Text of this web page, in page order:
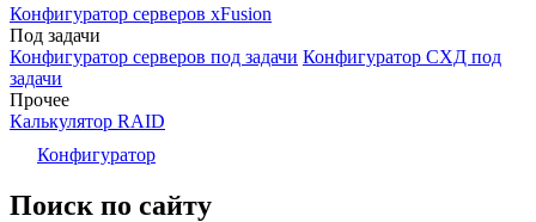
Конфигуратор серверов xFusion
Под задачи
Конфигуратор серверов под задачи Конфигуратор СХД под
задачи
Прочее
Калькулятор RAID
Конфигуратор
Поиск по сайту